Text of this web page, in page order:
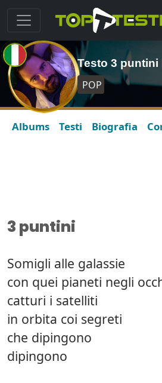
Testo 3
POP
Albums Testi Biografia
3 puntini
Somigli alle galassie
con quei pianeti negli
catturi i satelliti
in orbita coi segreti
che dipingono
dipingono